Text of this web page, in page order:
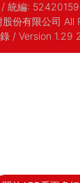
/ 統編: 52420159
份有限公司 All
/ Version 1.29